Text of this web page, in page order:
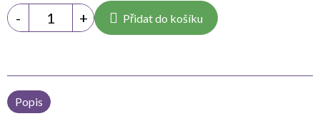
Přidat do košíku
Popis